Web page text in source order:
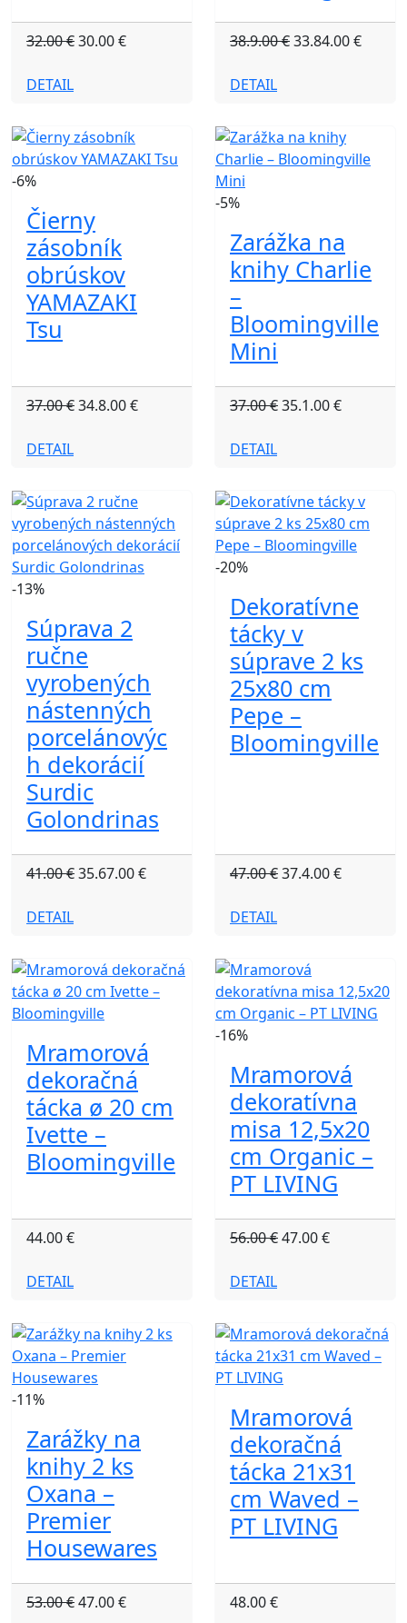
32.00 €30.00 €
DETAIL
38.9.00 €33.84.00 €
DETAIL
-6%
Čierny
zásobník
obrúskov
YAMAZAKI
Tsu
37.00 €34.8.00 €
DETAIL
-5%
Zarážka na
knihy Charlie
–
Bloomingville
Mini
37.00 €35.1.00 €
DETAIL
-13%
Súprava 2
ručne
vyrobených
nástenných
porcelánovýc
h dekorácií
Surdic
Golondrinas
41.00 €35.67.00 €
DETAIL
-20%
Dekoratívne
tácky v
súprave 2 ks
25x80 cm
Pepe –
Bloomingville
47.00 €37.4.00 €
DETAIL
Mramorová
dekoračná
tácka ø 20 cm
Ivette –
Bloomingville
44.00 €
DETAIL
-16%
Mramorová
dekoratívna
misa 12,5x20
cm Organic –
PT LIVING
56.00 €47.00 €
DETAIL
-11%
Zarážky na
knihy 2 ks
Oxana –
Premier
Housewares
53.00 €47.00 €
Mramorová
dekoračná
tácka 21x31
cm Waved –
PT LIVING
48.00 €